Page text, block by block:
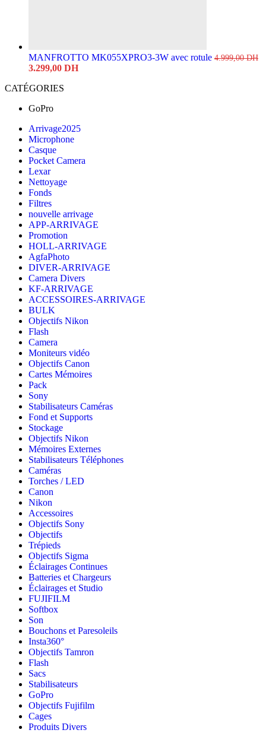
MANFROTTO MK055XPRO3-3W avec rotule 4.999,00DH
Original
was:
3.299,00 DHCurrent
CATÉGORIES
GoPro
Arrivage2025
Microphone
Casque
Pocket Camera
Lexar
Nettoyage
Fonds
Filtres
nouvelle arrivage
APP-ARRIVAGE
Promotion
HOLL-ARRIVAGE
AgfaPhoto
DIVER-ARRIVAGE
Camera Divers
KF-ARRIVAGE
ACCESSOIRES-ARRIVAGE
BULK
Objectifs Nikon
Flash
Camera
Moniteurs vidéo
Objectifs Canon
Cartes Mémoires
Pack
Sony
Stabilisateurs Caméras
Fond et Supports
Stockage
Objectifs Nikon
Mémoires Externes
Stabilisateurs Téléphones
Caméras
Torches / LED
Canon
Nikon
Accessoires
Objectifs Sony
Objectifs
Trépieds
Objectifs Sigma
Éclairages Continues
Batteries et Chargeurs
Éclairages et Studio
FUJIFILM
Softbox
Son
Bouchons et Paresoleils
Insta360°
Objectifs Tamron
Flash
Sacs
Stabilisateurs
GoPro
Objectifs Fujifilm
Cages
Produits Divers